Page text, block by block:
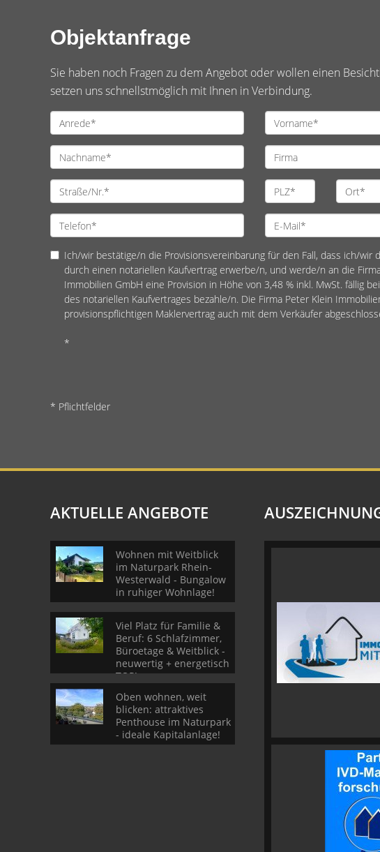
Objektanfrage
Sie haben noch Fragen zu dem Angebot oder wollen einen
setzen uns schnellstmöglich mit Ihnen in Verbindung.
Ich/wir bestätige/n die Provisionsvereinbarung für den Fall, dass ich/wir
durch einen notariellen Kaufvertrag erwerbe/n, und werde/n an die
Immobilien GmbH eine Provision in Höhe von 3,48 % inkl. MwSt. fällig
des notariellen Kaufvertrages bezahle/n. Die Firma Peter Klein
provisionspflichtigen Maklervertrag auch mit dem Verkäufer
*
* Pflichtfelder
AKTUELLE ANGEBOTE
Wohnen mit Weitblick
im Naturpark Rhein-
Westerwald - Bungalow
in ruhiger Wohnlage!
Viel Platz für Familie &
Beruf: 6 Schlafzimmer,
Büroetage & Weitblick -
neuwertig + energetisch
TOP!
Oben wohnen, weit
blicken: attraktives
Penthouse im Naturpark
- ideale Kapitalanlage!